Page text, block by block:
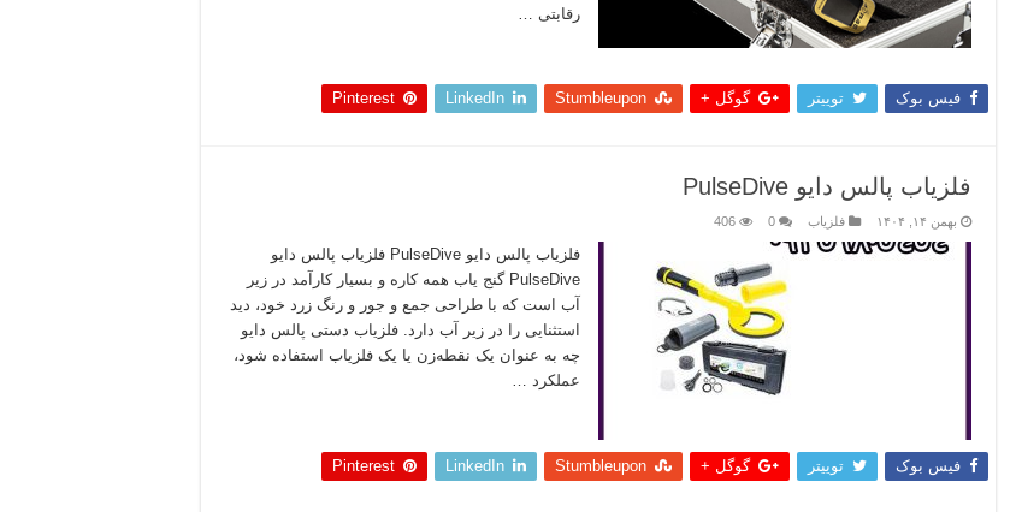
رقابتی …
فیس بوک توییتر گوگل + Stumbleupon
LinkedIn
Pinterest
فلزیاب پالس دایو PulseDive
بهمن ۱۴, ۱۴۰۴ فلزیاب 0
406
فلزیاب پالس دایو PulseDive فلزیاب پالس دایو
PulseDive گنج یاب همه کاره و بسیار کارآمد در زیر
آب است که با طراحی جمع و جور و رنگ زرد خود، دید
استثنایی را در زیر آب دارد. فلزیاب دستی پالس دایو
چه به عنوان یک نقطه‌زن یا یک فلزیاب استفاده شود،
عملکرد …
فیس بوک توییتر گوگل + Stumbleupon
LinkedIn
Pinterest